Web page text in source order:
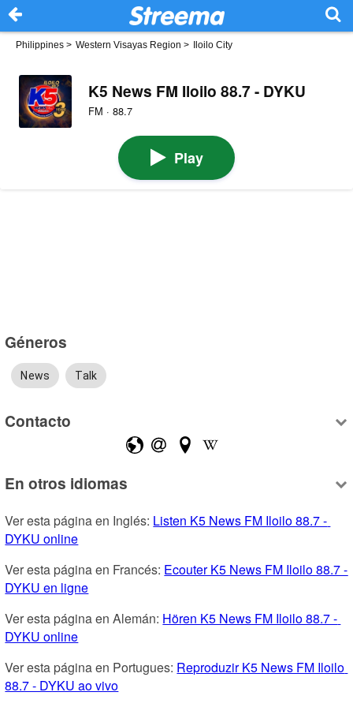
Philippines > Western Visayas Region > Iloilo City
K5 News FM Iloilo 88.7 - DYKU
FM · 88.7
Play
Géneros
News Talk
Contacto
En otros idiomas
Ver esta página en Inglés: Listen K5 News FM Iloilo 88.7 -
DYKU online
Ver esta página en Francés: Ecouter K5 News FM Iloilo 88.7 -
DYKU en ligne
Ver esta página en Alemán: Hören K5 News FM Iloilo 88.7 -
DYKU online
Ver esta página en Portugues: Reproduzir K5 News FM Iloilo
88.7 - DYKU ao vivo